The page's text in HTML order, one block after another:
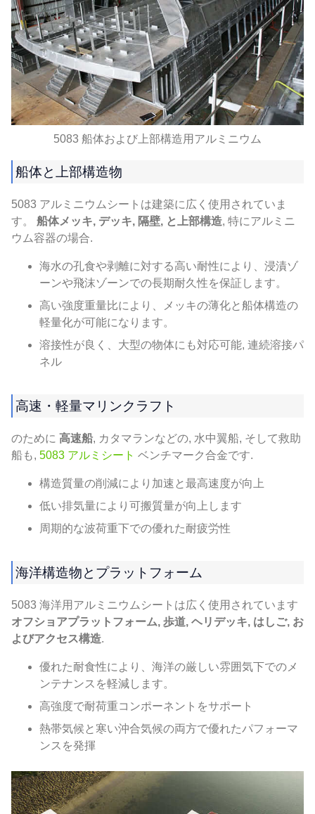
5083 船体および上部構造用アルミニウム
船体と上部構造物
5083 アルミニウムシートは建築に広く使用されていま
す。 船体メッキ, デッキ, 隔壁, と上部構造, 特にアルミニ
ウム容器の場合.
海水の孔食や剥離に対する高い耐性により、浸漬ゾ
ーンや飛沫ゾーンでの長期耐久性を保証します。
高い強度重量比により、メッキの薄化と船体構造の
軽量化が可能になります。
溶接性が良く、大型の物体にも対応可能, 連続溶接パ
ネル
高速・軽量マリンクラフト
のために 高速船, カタマランなどの, 水中翼船, そして救助
船も, 5083 アルミシート ベンチマーク合金です.
構造質量の削減により加速と最高速度が向上
低い排気量により可搬質量が向上します
周期的な波荷重下での優れた耐疲労性
海洋構造物とプラットフォーム
5083 海洋用アルミニウムシートは広く使用されています
オフショアプラットフォーム, 歩道, ヘリデッキ, はしご, お
よびアクセス構造.
優れた耐食性により、海洋の厳しい雰囲気下でのメ
ンテナンスを軽減します。
高強度で耐荷重コンポーネントをサポート
熱帯気候と寒い沖合気候の両方で優れたパフォーマ
ンスを発揮